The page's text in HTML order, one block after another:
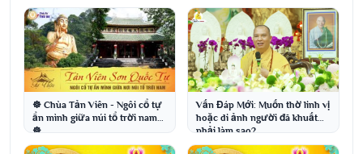
☸️ Chùa Tản Viên - Ngôi cổ tự
ẩn mình giữa núi tổ trời nam
☸️
Vấn Đáp Mới: Muốn thờ linh vị
hoặc di ảnh người đã khuất
phải làm sao?